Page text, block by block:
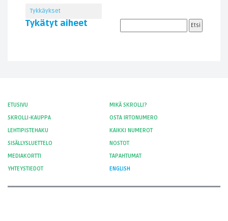
Tykkäykset
Tykätyt aiheet
ETUSIVU
MIKÄ SKROLLI?
SKROLLI-KAUPPA
OSTA IRTONUMERO
LEHTIPISTEHAKU
KAIKKI NUMEROT
SISÄLLYSLUETTELO
NOSTOT
MEDIAKORTTI
TAPAHTUMAT
YHTEYSTIEDOT
ENGLISH